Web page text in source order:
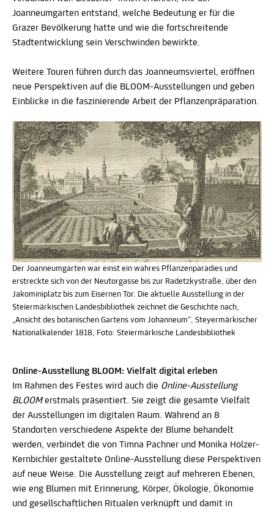
Joanneumgarten entstand, welche Bedeutung er für die
Grazer Bevölkerung hatte und wie die fortschreitende
Stadtentwicklung sein Verschwinden bewirkte.
Weitere Touren führen durch das Joanneumsviertel, eröffnen
neue Perspektiven auf die BLOOM-Ausstellungen und geben
Einblicke in die faszinierende Arbeit der Pflanzenpräparation.
Der Joanneumgarten war einst ein wahres Pflanzenparadies und
erstreckte sich von der Neutorgasse bis zur Radetzkystraße, über den
Jakominiplatz bis zum Eisernen Tor. Die aktuelle Ausstellung in der
Steiermärkischen Landesbibliothek zeichnet die Geschichte nach,
„Ansicht des botanischen Gartens vom Johanneum“, Steyermärkischer
Nationalkalender 1818, Foto: Steiermärkische Landesbibliothek
Online-Ausstellung BLOOM: Vielfalt digital erleben
Im Rahmen des Festes wird auch die Online-Ausstellung
BLOOMerstmals präsentiert. Sie zeigt die gesamte Vielfalt
der Ausstellungen im digitalen Raum. Während an 8
Standorten verschiedene Aspekte der Blume behandelt
werden, verbindet die von Timna Pachner und Monika Holzer-
Kernbichler gestaltete Online-Ausstellung diese Perspektiven
auf neue Weise. Die Ausstellung zeigt auf mehreren Ebenen,
wie eng Blumen mit Erinnerung, Körper, Ökologie, Ökonomie
und gesellschaftlichen Ritualen verknüpft und damit in